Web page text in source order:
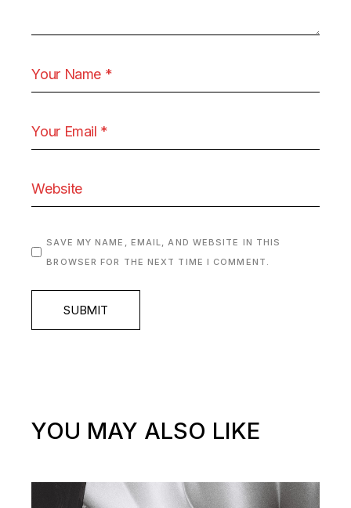
SAVE MY NAME, EMAIL, AND WEBSITE IN THIS
BROWSER FOR THE NEXT TIME I COMMENT.
SUBMIT
YOU MAY ALSO LIKE